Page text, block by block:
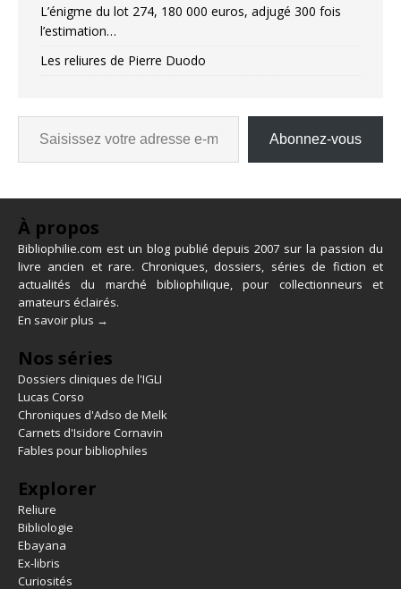
L’énigme du lot 274, 180 000 euros, adjugé 300 fois
l’estimation…
Les reliures de Pierre Duodo
Abonnez-vous
À propos
Bibliophilie.com est un blog publié depuis 2007 sur la passion du
livre ancien et rare. Chroniques, dossiers, séries de fiction et
actualités du marché bibliophilique, pour collectionneurs et
amateurs éclairés.
En savoir plus →
Nos séries
Dossiers cliniques de l'IGLI
Lucas Corso
Chroniques d'Adso de Melk
Carnets d'Isidore Cornavin
Fables pour bibliophiles
Explorer
Reliure
Bibliologie
Ebayana
Ex-libris
Curiosités